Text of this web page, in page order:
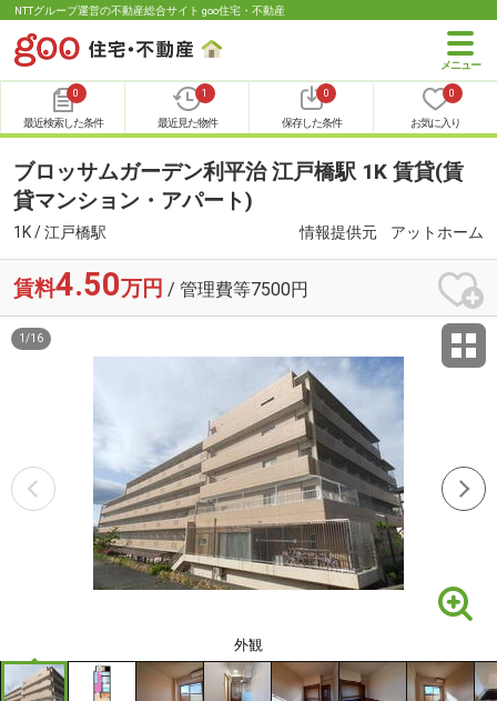
NTTグループ運営の不動産総合サイト goo住宅・不動産
0
最近検索した条件
1
最近見た物件
0
保存した条件
0
お気に入り
ブロッサムガーデン利平治 江戸橋駅 1K 賃貸(賃
貸マンション・アパート)
1K / 江戸橋駅 情報提供元 アットホーム
賃料4.50万円 / 管理費等7500円
外観
1 /16